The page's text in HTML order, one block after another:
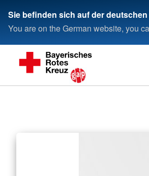
Sie befinden sich auf der
You are on the German website, you